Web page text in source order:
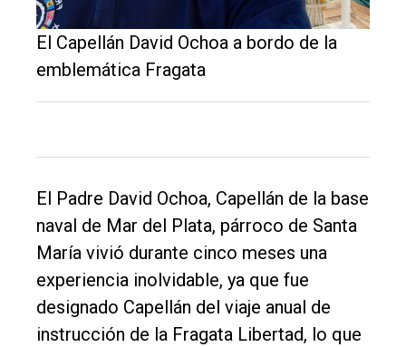
El
único
DIARIO
El Capellán David Ochoa a bordo de la
emblemática Fragata
El Padre David Ochoa, Capellán de la base
naval de Mar del Plata, párroco de Santa
María vivió durante cinco meses una
experiencia inolvidable, ya que fue
designado Capellán del viaje anual de
instrucción de la Fragata Libertad, lo que